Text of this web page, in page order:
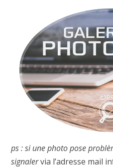
ps : si une photo pose
signalervia l’adresse mail